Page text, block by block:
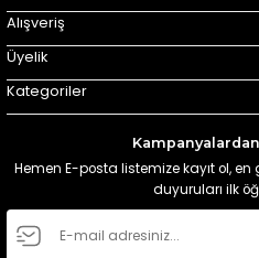
Alışveriş
Üyelik
Kategoriler
Hemen E-posta listemize kayıt ol,
duyuruları ilk